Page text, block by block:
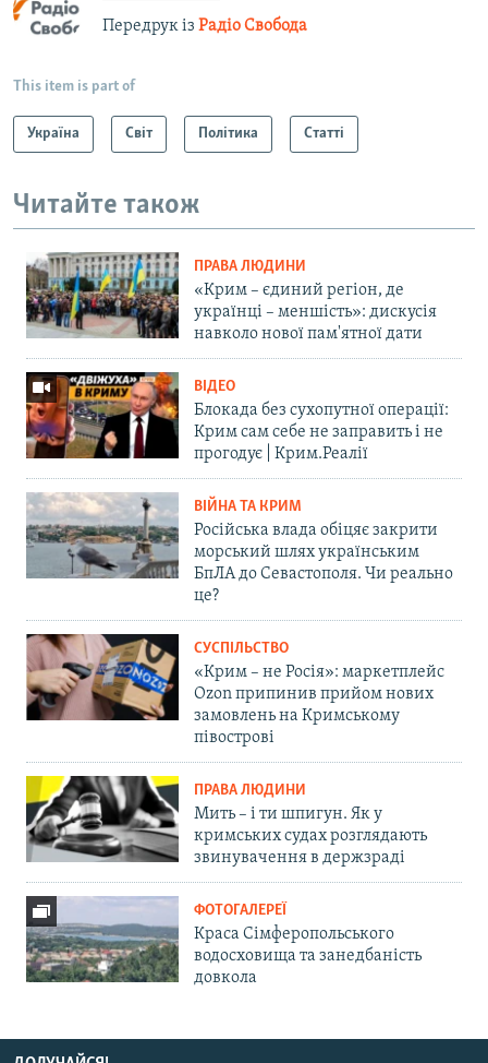
Передрук із Радіо Свобода
This item is part of
Україна Світ Політика Статті
Читайте також
ПРАВА ЛЮДИНИ
«Крим – єдиний регіон, де
українці – меншість»: дискусія
навколо нової пам'ятної дати
ВІДЕО
Блокада без сухопутної операції:
Крим сам себе не заправить і не
прогодує | Крим.Реалії
ВІЙНА ТА КРИМ
Російська влада обіцяє закрити
морський шлях українським
БпЛА до Севастополя. Чи реально
це?
СУСПІЛЬСТВО
«Крим – не Росія»: маркетплейс
Ozon припинив прийом нових
замовлень на Кримському
півострові
ПРАВА ЛЮДИНИ
Мить – і ти шпигун. Як у
кримських судах розглядають
звинувачення в держзраді
ФОТОГАЛЕРЕЇ
Краса Сімферопольського
водосховища та занедбаність
довкола